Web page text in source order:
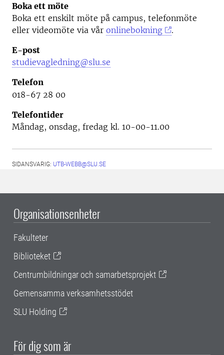
Boka ett möte
Boka ett enskilt möte på campus, telefonmöte
eller videomöte via vår onlinebokning
.
E-post
studievagledning@slu.se
Telefon
018-67 28 00
Telefontider
Måndag, onsdag, fredag kl. 10-00-11.00
SIDANSVARIG: UTB-WEBB@SLU.SE
Organisationsenheter
Fakulteter
Biblioteket
Centrumbildningar och samarbetsprojekt
Gemensamma verksamhetsstödet
SLU Holding
För dig som är